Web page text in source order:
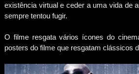
existência virtual e ceder a uma vida de
sempre tentou fugir.
O filme resgata vários ícones do
posters do filme que resgatam clássicos